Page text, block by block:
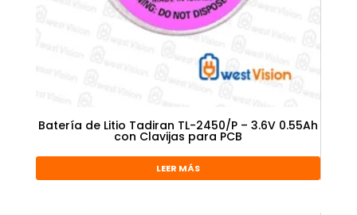
Batería de Litio Tadiran TL-2450/P – 3.6V 0.55Ah
con Clavijas para PCB
LEER MÁS